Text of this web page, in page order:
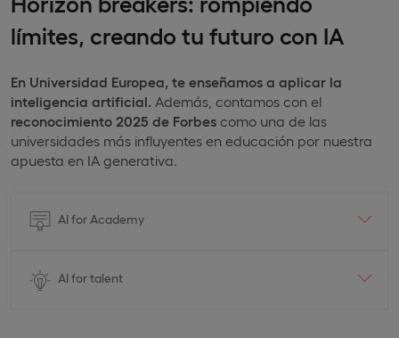
límites, creando tu futuro con IA
En Universidad Europea, te enseñamos a aplicar la
inteligencia artificial. Además, contamos con el
reconocimiento 2025 de Forbes como una de las
universidades más influyentes en educación por nuestra
apuesta en IA generativa.
AI for Academy
AI for talent